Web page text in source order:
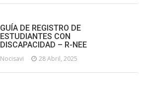
GUÍA DE REGISTRO DE
ESTUDIANTES CON
DISCAPACIDAD – R-NEE
Nocisavi 28 Abril, 2025